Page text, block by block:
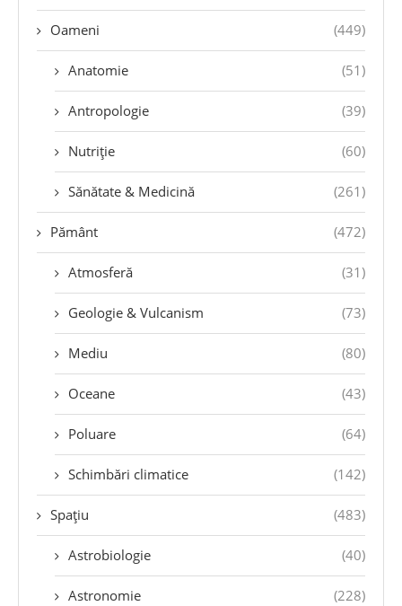
Oameni (449)
Anatomie (51)
Antropologie (39)
Nutriție (60)
Sănătate & Medicină (261)
Pământ (472)
Atmosferă (31)
Geologie & Vulcanism (73)
Mediu (80)
Oceane (43)
Poluare (64)
Schimbări climatice (142)
Spațiu (483)
Astrobiologie (40)
Astronomie (228)